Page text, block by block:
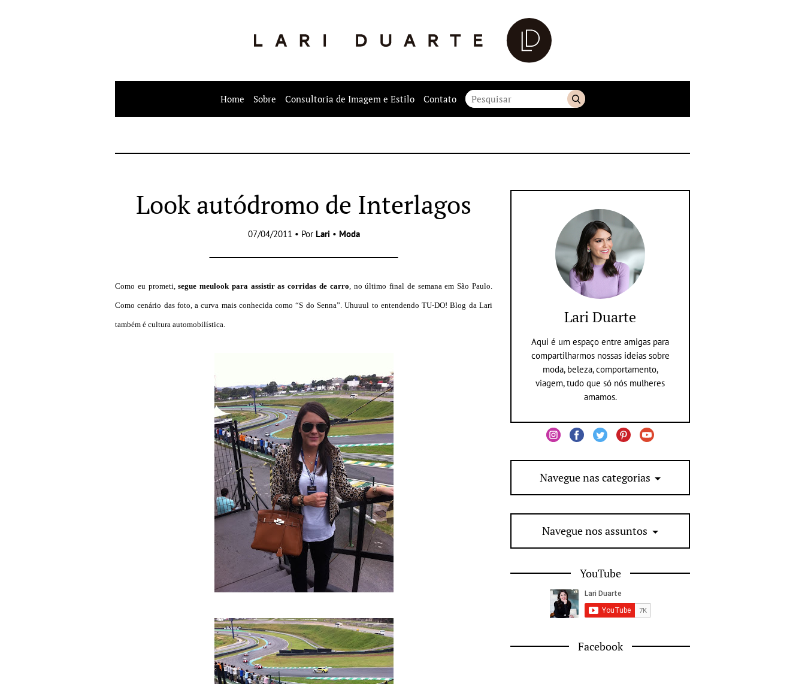
Home Sobre Consultoria de Imagem e Estilo Contato
Look autódromo de Interlagos
07/04/2011 • Por Lari • Moda
Como eu prometi,segue meulook para assistir as corridas de carro, no último final de semana em São Paulo.
Como cenário das foto, a curva mais conhecida como “S do Senna”. Uhuuul to entendendo TU-DO! Blog da Lari
também é cultura automobilística. Lari Duarte
Aqui é um espaço entre amigas para
compartilharmos nossas ideias sobre
moda, beleza, comportamento,
viagem, tudo que só nós mulheres
amamos.
Navegue nas categorias
Navegue nos assuntos
YouTube
Facebook